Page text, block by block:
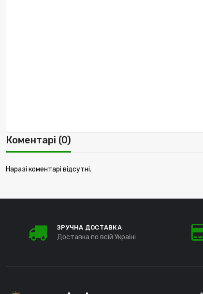
Коментарі (0)
Наразі коментарі відсутні.
ЗРУЧНА ДОСТАВКА
Доставка по всій Україні